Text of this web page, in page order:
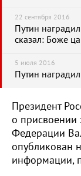
22 сентября 2016
Путин
сказал: Боже
5 июля 2016
Путин
Президент
о присвоении
Федерации
опубликован
информации,